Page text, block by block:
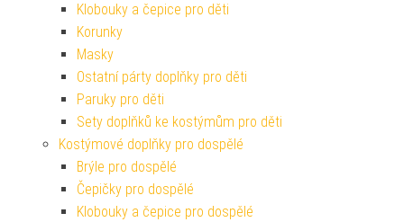
Klobouky a čepice pro děti
Korunky
Masky
Ostatní párty doplňky pro děti
Paruky pro děti
Sety doplňků ke kostýmům pro děti
Kostýmové doplňky pro dospělé
Brýle pro dospělé
Čepičky pro dospělé
Klobouky a čepice pro dospělé